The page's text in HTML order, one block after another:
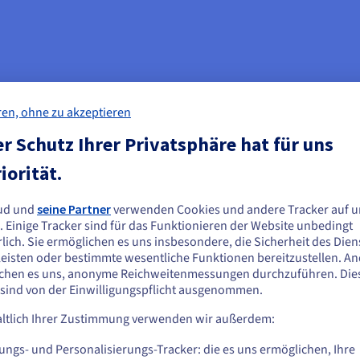
zu gebrauchsfertigen Lösungen, die auf einer
richtet sich an alle und es sind keine technischen
unseren Partneranbietern deckt sowohl Unternehmens- als
betreiben oder eine Multi-Cloud-Lösung der Enterprise-
zur Cloud ist nicht immer klar, wem die Daten gehören,
Ihre Daten und wissen immer, wo sie sich befinden und wie
Marketplace nur eine sehr geringe Transaktionsgebühr, um
scheinen sich in Vereinigte Staaten zu
Sie aus Vereinigte Staaten bestellen möchten, müssen Sie sich auf der
Website umsehen und dort einen Account erstellen.
zur [Website] Webseite
us.ovhcloud.com/
Englisch USD - $
ohne zu akzeptieren
Schutz Ihrer Privatsphäre hat für uns
und seine Partnerverwenden Cookies und andere Tracker auf
Einige Tracker sind für das Funktionieren der Website unbedingt
Sie ermöglichen es uns insbesondere, die Sicherheit des
oder bestimmte wesentliche Funktionen bereitzustellen.
es uns, anonyme Reichweitenmessungen durchzuführen.
von der Einwilligungspflicht ausgenommen.
Ihrer Zustimmung verwenden wir außerdem:
und Personalisierungs-Tracker: die es uns ermöglichen, Ihre